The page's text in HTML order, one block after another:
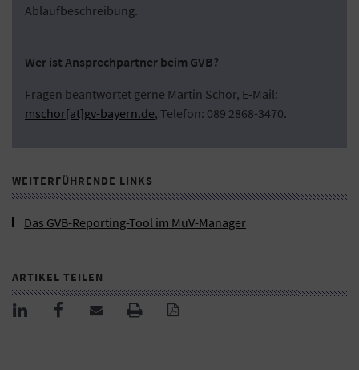
Ablaufbeschreibung.
Wer ist Ansprechpartner beim GVB?
Fragen beantwortet gerne Martin Schor, E-Mail:
mschor[at]gv-bayern.de, Telefon: 089 2868-3470.
WEITERFÜHRENDE LINKS
Das GVB-Reporting-Tool im MuV-Manager
ARTIKEL TEILEN